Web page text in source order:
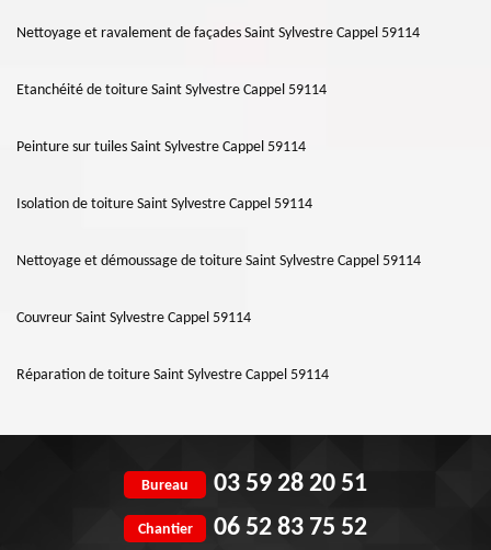
Nettoyage et ravalement de façades Saint Sylvestre Cappel 59114
Etanchéité de toiture Saint Sylvestre Cappel 59114
Peinture sur tuiles Saint Sylvestre Cappel 59114
Isolation de toiture Saint Sylvestre Cappel 59114
Nettoyage et démoussage de toiture Saint Sylvestre Cappel 59114
Couvreur Saint Sylvestre Cappel 59114
Réparation de toiture Saint Sylvestre Cappel 59114
Bureau 03 59 28 20 51
Chantier 06 52 83 75 52